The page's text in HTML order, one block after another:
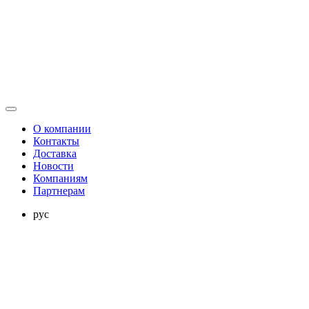
О компании
Контакты
Доставка
Новости
Компаниям
Партнерам
рус